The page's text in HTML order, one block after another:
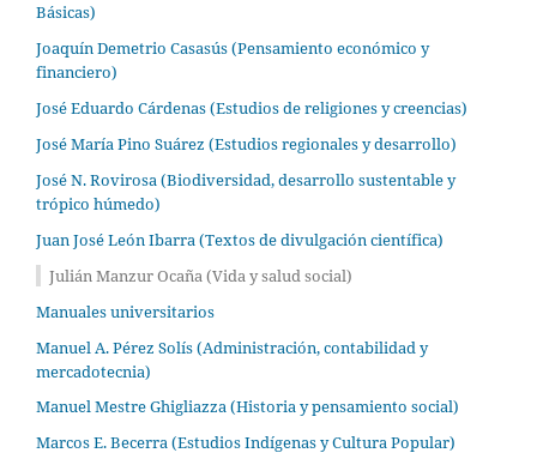
Básicas)
Joaquín Demetrio Casasús (Pensamiento económico y
financiero)
José Eduardo Cárdenas (Estudios de religiones y creencias)
José María Pino Suárez (Estudios regionales y desarrollo)
José N. Rovirosa (Biodiversidad, desarrollo sustentable y
trópico húmedo)
Juan José León Ibarra (Textos de divulgación científica)
Julián Manzur Ocaña (Vida y salud social)
Manuales universitarios
Manuel A. Pérez Solís (Administración, contabilidad y
mercadotecnia)
Manuel Mestre Ghigliazza (Historia y pensamiento social)
Marcos E. Becerra (Estudios Indígenas y Cultura Popular)